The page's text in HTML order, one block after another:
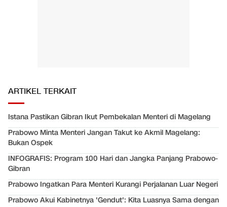
ARTIKEL TERKAIT
Istana Pastikan Gibran Ikut Pembekalan Menteri di Magelang
Prabowo Minta Menteri Jangan Takut ke Akmil Magelang:
Bukan Ospek
INFOGRAFIS: Program 100 Hari dan Jangka Panjang Prabowo-
Gibran
Prabowo Ingatkan Para Menteri Kurangi Perjalanan Luar Negeri
Prabowo Akui Kabinetnya 'Gendut': Kita Luasnya Sama dengan